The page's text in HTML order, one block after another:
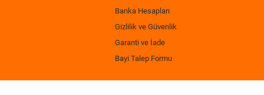
Banka Hesapları
Gizlilik ve Güvenlik
Garanti ve İade
Bayi Talep Formu